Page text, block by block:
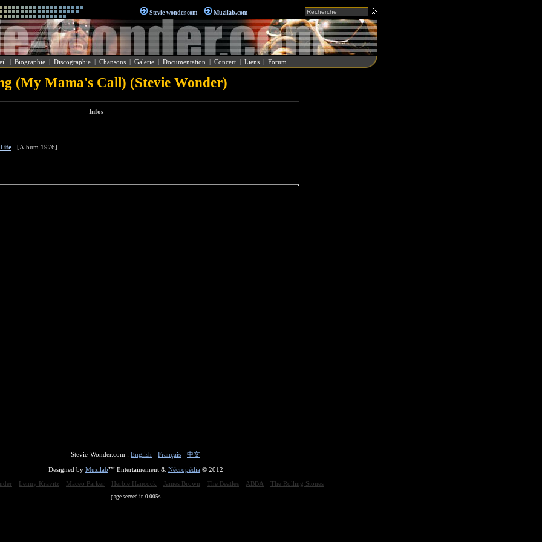
Stevie-wonder.com Muzilab.com
| Biographie| Discographie| Chansons| Galerie| Documentation | Concert| Liens| Forum
(My Mama's Call) (Stevie Wonder)
Infos
[Album 1976]
Stevie-Wonder.com : English - Français - 中文
Designed by Muzilab™ Entertainement & Nécropédia© 2012
Lenny Kravitz Maceo Parker Herbie Hancock James Brown The Beatles ABBA The Rolling Stones
page served in 0.005s